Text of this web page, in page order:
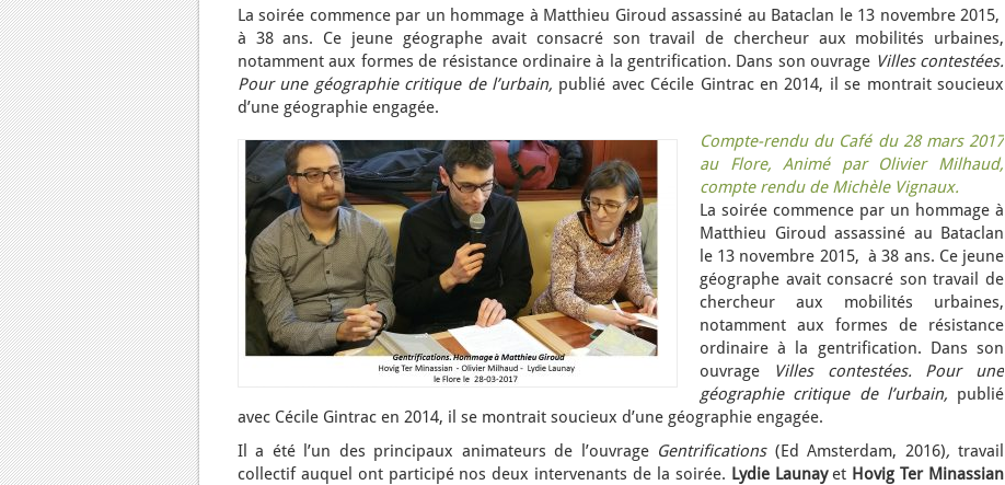
La soirée commence par un hommage à Matthieu Giroud assassiné au Bataclan le 13 novembre 2015,
à 38 ans. Ce jeune géographe avait consacré son travail de chercheur aux mobilités urbaines,
notamment aux formes de résistance ordinaire à la gentrification. Dans son ouvrage Villes contestées.
Pour une géographie critique de l’urbain, publié avec Cécile Gintrac en 2014, il se montrait soucieux
d’une géographie engagée.
Compte-rendu du Café du 28 mars 2017
au Flore, Animé par Olivier Milhaud,
compte rendu de Michèle Vignaux.
La soirée commence par un hommage à
Matthieu Giroud assassiné au Bataclan
le 13 novembre 2015, à 38 ans. Ce jeune
géographe avait consacré son travail de
chercheur aux mobilités urbaines,
notamment aux formes de résistance
ordinaire à la gentrification. Dans son
ouvrage
Villes contestées. Pour une
géographie critique de l’urbain, publié
avec Cécile Gintrac en 2014, il se montrait soucieux d’une géographie engagée.
Il a été l’un des principaux animateurs de l’ouvrage Gentrifications(Ed Amsterdam, 2016),travail
collectif auquel ont participé nos deux intervenants de la soirée. Lydie Launayet Hovig Ter Minassian